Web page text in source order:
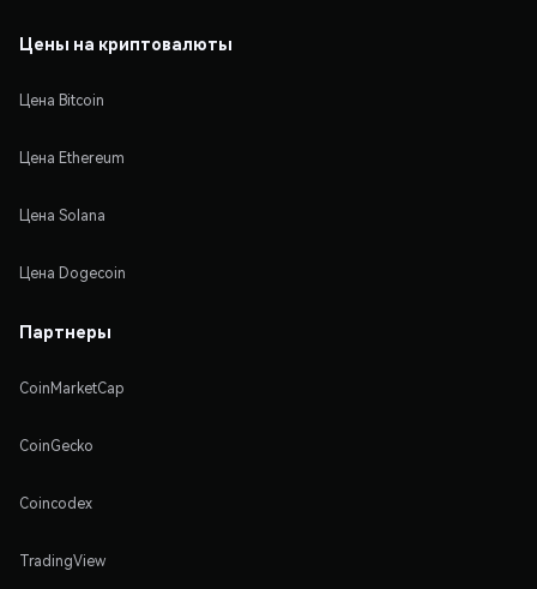
Цены на криптовалюты
Цена Bitcoin
Цена Ethereum
Цена Solana
Цена Dogecoin
Партнеры
CoinMarketCap
CoinGecko
Coincodex
TradingView